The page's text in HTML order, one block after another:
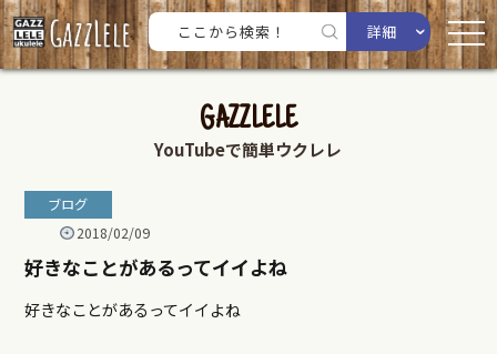
詳細
GAZZLELE
YouTubeで簡単ウクレレ
ブログ
2018/02/09
好きなことがあるってイイよね
好きなことがあるってイイよね